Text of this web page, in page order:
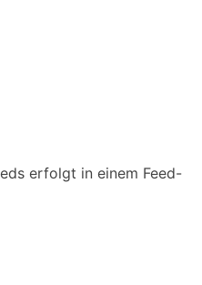
erfolgt in einem Feed-